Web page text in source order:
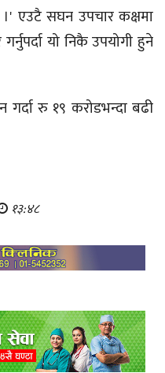
।' एउटै सघन उपचार कक्षमा
यो निकै उपयोगी हुने
रु १९ करोडभन्दा बढी
१३:४८